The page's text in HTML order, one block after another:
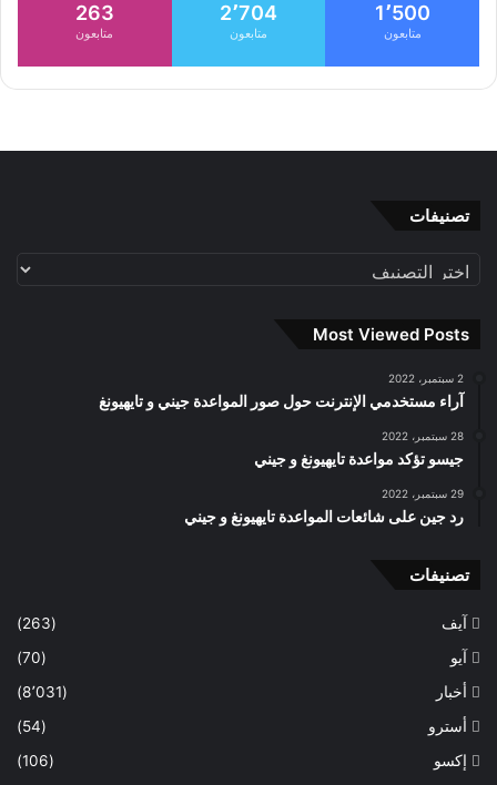
1٬500
متابعون
2٬704
متابعون
263
متابعون
تصنيفات
تصنيفات
Most Viewed Posts
2 سبتمبر، 2022
آراء مستخدمي الإنترنت حول صور المواعدة جيني و تايهيونغ
28 سبتمبر، 2022
جيسو تؤكد مواعدة تايهيونغ و جيني
29 سبتمبر، 2022
رد جين على شائعات المواعدة تايهيونغ و جيني
تصنيفات
آيف
(263)
آيو
(70)
أخبار
(8٬031)
أسترو
(54)
إكسو
(106)